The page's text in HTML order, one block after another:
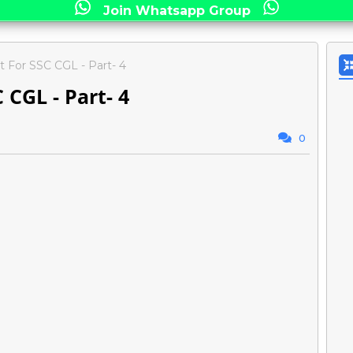
Join Whatsapp Group
For SSC CGL - Part- 4
CGL - Part- 4
0